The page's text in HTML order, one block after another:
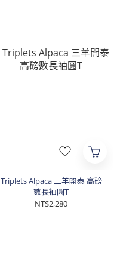
Triplets Alpaca 三羊開泰 高磅
數長袖圓T
NT$2,280